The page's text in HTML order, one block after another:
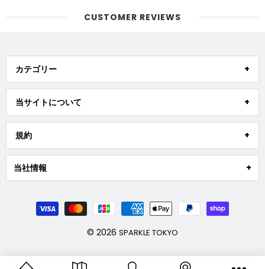
CUSTOMER REVIEWS
カテゴリー
当サイトについて
規約
当社情報
© 2026 SPARKLE TOKYO